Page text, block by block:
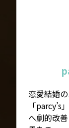
恋愛結婚
「
へ劇的改